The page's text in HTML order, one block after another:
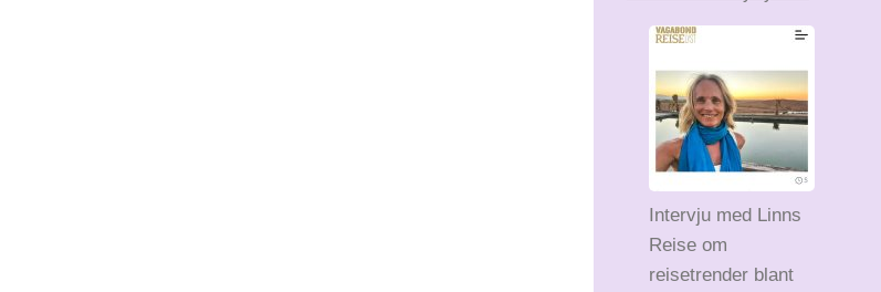
Intervju med Linns
Reise om
reisetrender blant